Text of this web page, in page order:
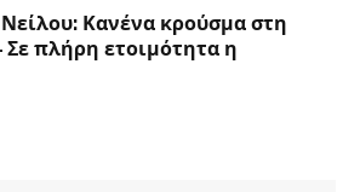
Νείλου: Κανένα κρούσμα στη
Σε πλήρη ετοιμότητα η